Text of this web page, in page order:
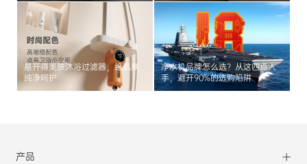
易开得美肤沐浴过滤器，给肌肤
纯净呵护
净水机品牌怎么选？从这四点入
手，避开90%的选购陷阱
产品